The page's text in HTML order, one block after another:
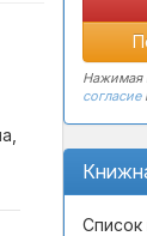
Нажимая
согласие
Список